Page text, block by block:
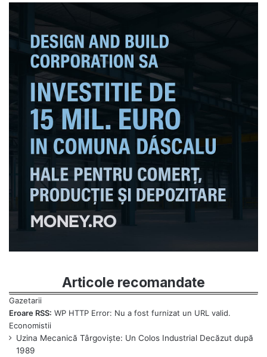
Articole recomandate
Eroare RSS: WP HTTP Error: Nu a fost furnizat un URL valid.
Uzina Mecanică Târgoviște: Un Colos Industrial Decăzut după
1989